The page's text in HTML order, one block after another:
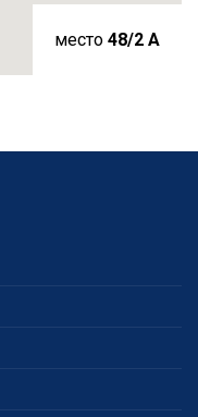
место 48/2 A